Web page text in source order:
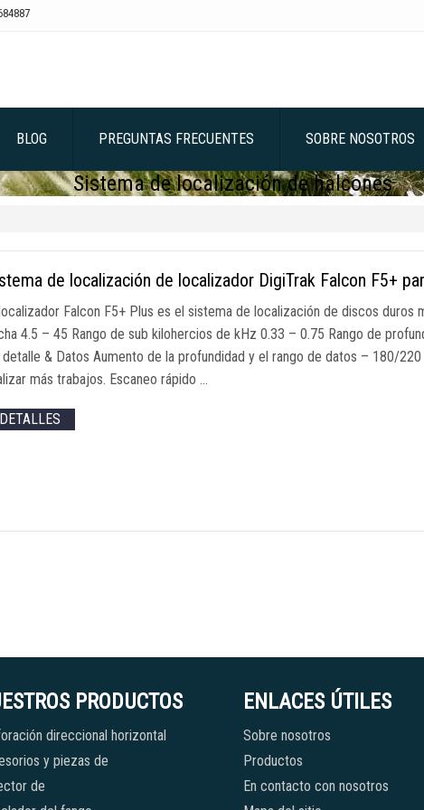
BLOG PREGUNTAS FRECUENTES SOBRE NOSOTROS
Sistema de localización de halcones
de localización de localizador DigiTrak Falcon F5+
Falcon F5+ Plus es el sistema de localización de discos duros
4.5 – 45 Rango de sub kilohercios de kHz 0.33 – 0.75 Rango de
& Datos Aumento de la profundidad y el rango de datos – 180/
más trabajos. Escaneo rápido …
DETALLES
PRODUCTOS
direccional horizontal
y piezas de
de
ENLACES ÚTILES
Sobre nosotros
Productos
En contacto con nosotros